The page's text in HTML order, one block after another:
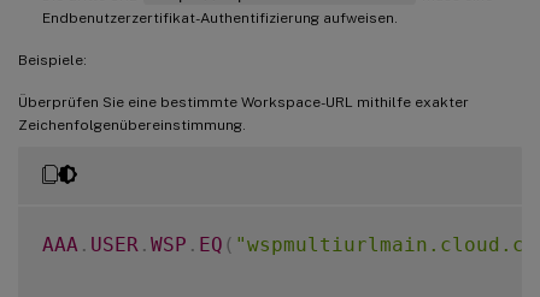
Endbenutzerzertifikat-Authentifizierung aufweisen.
Beispiele:
Überprüfen Sie eine bestimmte Workspace-URL mithilfe exakter
Zeichenfolgenübereinstimmung.
AAA . USER . WSP . EQ (